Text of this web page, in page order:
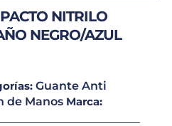
NITRILO
NEGRO/AZUL
Guante Anti
de Manos Marca: